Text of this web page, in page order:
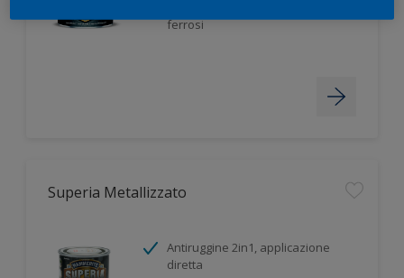
ferrosi
Superia Metallizzato
Antiruggine 2in1, applicazione
diretta